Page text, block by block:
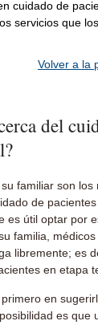
cuidado de
servicios que
Volver a la
del
familiar son
de
es útil optar por
familia,
libremente; es
en etapa
en
es que